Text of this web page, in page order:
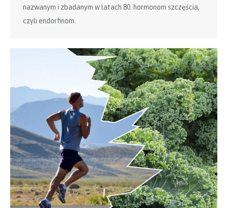
nazwanym i zbadanym w latach 80. hormonom szczęścia,
czyli endorfinom.